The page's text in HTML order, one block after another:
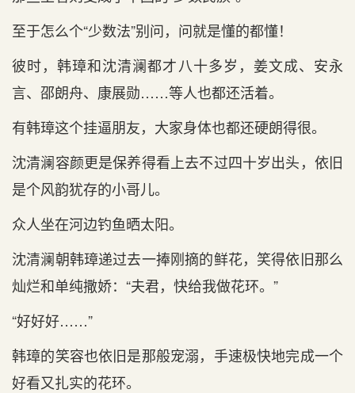
至于怎么个“少数法”别问，问就是懂的都懂！
彼时，韩璋和沈清澜都才八十多岁，姜文成、安永
言、邵朗舟、康展勋……等人也都还活着。
有韩璋这个挂逼朋友，大家身体也都还硬朗得很。
沈清澜容颜更是保养得看上去不过四十岁出头，依旧
是个风韵犹存的小哥儿。
众人坐在河边钓鱼晒太阳。
沈清澜朝韩璋递过去一捧刚摘的鲜花，笑得依旧那么
灿烂和单纯撒娇：“夫君，快给我做花环。”
“好好好……”
韩璋的笑容也依旧是那般宠溺，手速极快地完成一个
好看又扎实的花环。